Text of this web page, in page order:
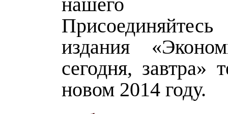
издания
сегодня, завтра»
новом 2014 году.